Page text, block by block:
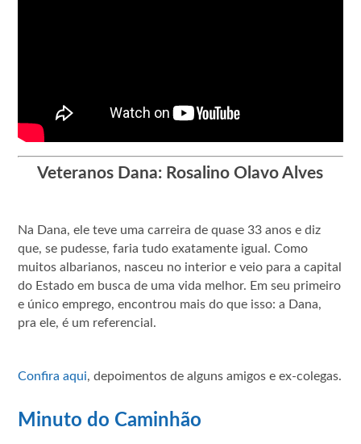
Veteranos Dana: Rosalino Olavo Alves
Na Dana, ele teve uma carreira de quase 33 anos e diz
que, se pudesse, faria tudo exatamente igual. Como
muitos albarianos, nasceu no interior e veio para a capital
do Estado em busca de uma vida melhor. Em seu primeiro
e único emprego, encontrou mais do que isso: a Dana,
pra ele, é um referencial.
Confira aqui, depoimentos de alguns amigos e ex-colegas.
Minuto do Caminhão